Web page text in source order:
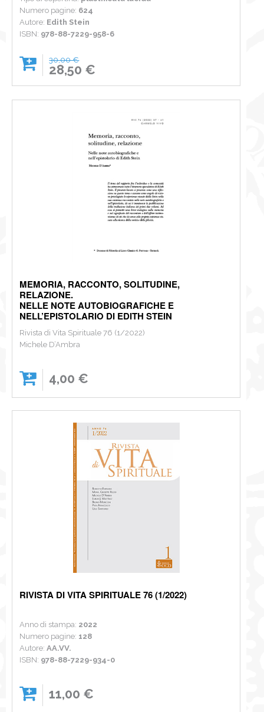
Numero pagine: 624
Autore: Edith Stein
ISBN: 978-88-7229-958-6
30,00 €
28,50 €
MEMORIA, RACCONTO, SOLITUDINE,
RELAZIONE.
NELLE NOTE AUTOBIOGRAFICHE E
NELL’EPISTOLARIO DI EDITH STEIN
Rivista di Vita Spirituale 76 (1/2022)
Michele D’Ambra
4,00 €
RIVISTA DI VITA SPIRITUALE 76 (1/2022)
Anno di stampa: 2022
Numero pagine: 128
Autore:AA.VV.
ISBN: 978-88-7229-934-0
11,00 €